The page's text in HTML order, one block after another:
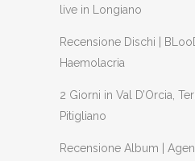
live in Longiano
Recensione Dischi |
Haemolacria
2 Giorni in Val D’Orcia,
Pitigliano
Recensione Album |